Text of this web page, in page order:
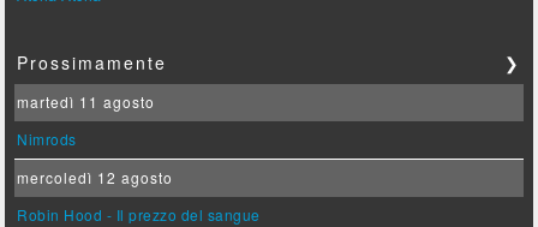
Prossimamente ❯
martedì 11 agosto
Nimrods
mercoledì 12 agosto
Robin Hood - Il prezzo del sangue